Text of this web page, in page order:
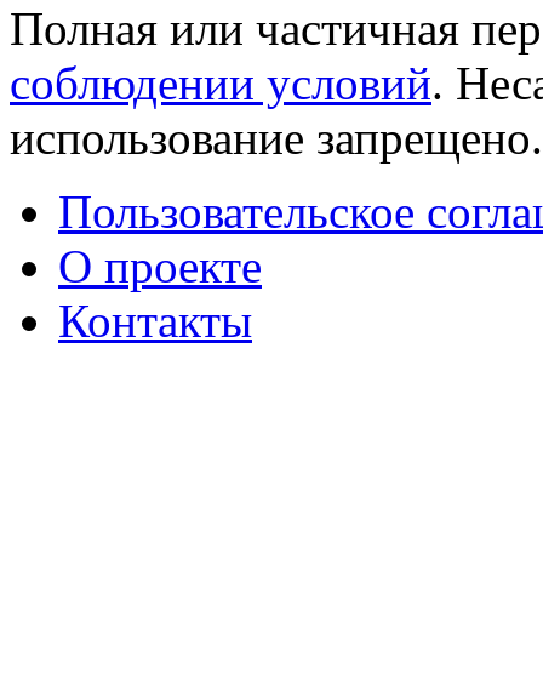
Полная или частичная
соблюдении условий.
использование
Пользовательское
О проекте
Контакты